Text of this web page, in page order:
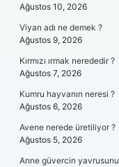
Ağustos 10, 2026
Viyan adı ne demek ?
Ağustos 9, 2026
Kırmızı ırmak nerededir ?
Ağustos 7, 2026
Kumru hayvanın neresi ?
Ağustos 6, 2026
Avene nerede üretiliyor ?
Ağustos 5, 2026
Anne güvercin yavrusunu